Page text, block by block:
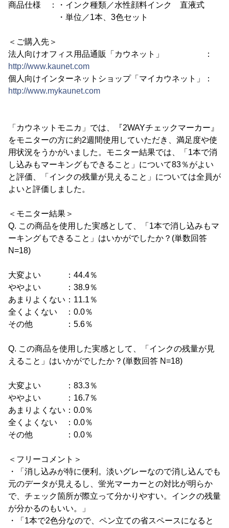
商品仕様 ：・インク種類／水性顔料インク 直液式
・単位／1本、3色セット
＜ご購入先＞
法人向けオフィス用品通販「カウネット」 ：
http://www.kaunet.com
個人向けインターネットショップ「マイカウネット」：
http://www.mykaunet.com
「カウネットモニカ」では、『2WAYチェックマーカー』
をモニターの方に約2週間使用していただき、満足度や使
用状況をうかがいました。モニター結果では、「1本で消
し込みもマーキングもできること」について83％がよい
と評価、「インクの残量が見えること」については全員が
よいと評価しました。
＜モニター結果＞
Q. この商品を使用した実感として、「1本で消し込みもマ
ーキングもできること」はいかがでしたか？(単数回答
N=18)
大変よい ：44.4％
ややよい ：38.9％
あまりよくない：11.1％
全くよくない ：0.0％
その他 ：5.6％
Q. この商品を使用した実感として、「インクの残量が見
えること」はいかがでしたか？(単数回答 N=18)
大変よい ：83.3％
ややよい ：16.7％
あまりよくない：0.0％
全くよくない ：0.0％
その他 ：0.0％
＜フリーコメント＞
・「消し込みが特に便利。淡いグレーなので消し込んでも
元のデータが見えるし、蛍光マーカーとの対比が明らか
で、チェック箇所が際立って分かりやすい。インクの残量
が分かるのもいい。」
・「1本で2色分なので、ペン立ての省スペースになると